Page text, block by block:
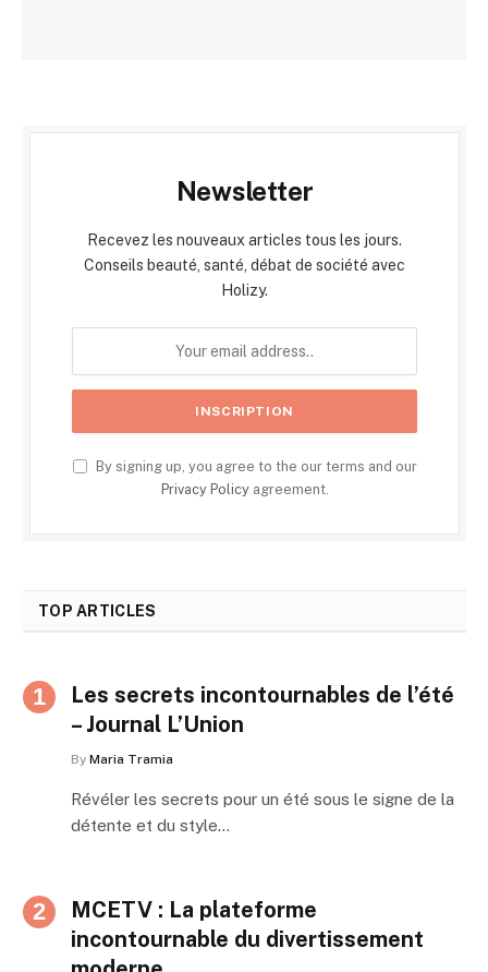
Newsletter
Recevez les nouveaux articles tous les jours.
Conseils beauté, santé, débat de société avec
Holizy.
By signing up, you agree to the our terms and our
Privacy Policyagreement.
TOP ARTICLES
Les secrets incontournables de l’été
– Journal L’Union
By Maria Tramia
Révéler les secrets pour un été sous le signe de la
détente et du style…
MCETV : La plateforme
incontournable du divertissement